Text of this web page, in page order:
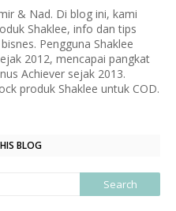
& Nad. Di blog ini, kami
Shaklee, info dan tips
Pengguna Shaklee
2012, mencapai pangkat
Achiever sejak 2013.
produk Shaklee untuk COD.
BLOG